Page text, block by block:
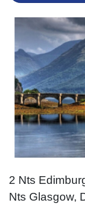
2 Nts
Nts Glasgow,